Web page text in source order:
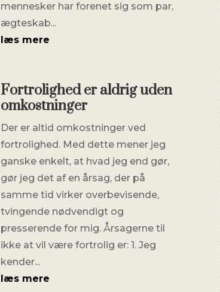
mennesker har forenet sig som par,
ægteskab...
læs mere
Fortrolighed er aldrig uden
omkostninger
Der er altid omkostninger ved
fortrolighed. Med dette mener jeg
ganske enkelt, at hvad jeg end gør,
gør jeg det af en årsag, der på
samme tid virker overbevisende,
tvingende nødvendigt og
presserende for mig. Årsagerne til
ikke at vil være fortrolig er: 1. Jeg
kender...
læs mere